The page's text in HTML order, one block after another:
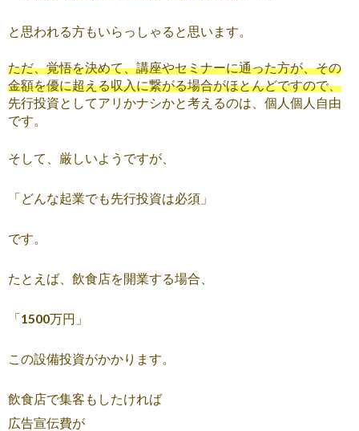
と思われる方もいらっしゃると思います。
ただ、覚悟を決めて、講座やセミナーに通った方が、その
金額を優に超える収入に繋がる場合がほとんどですので、
先行投資としてアリかナシかと考えるのは、個人個人自由
です。
そして、厳しいようですが、
「どんな起業でも先行投資は必須」
です。
たとえば、飲食店を開業する場合、
「1500万円」
この設備投資がかかります。
飲食店で集客もしたければ
広告宣伝費が